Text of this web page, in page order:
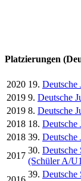
Platzierungen
2020 19. Deutsche
2019 9. Deutsche
2019 8. Deutsche
2018 18. Deutsche
2018 39. Deutsche
2017
30. Deutsche
(Schüler A/
39. Deutsche